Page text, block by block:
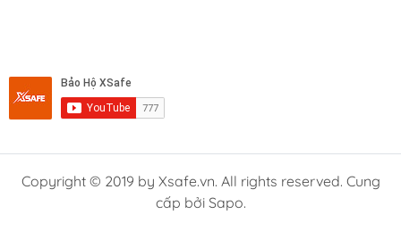
Copyright © 2019 by Xsafe.vn. All rights reserved. Cung
cấp bởi Sapo.